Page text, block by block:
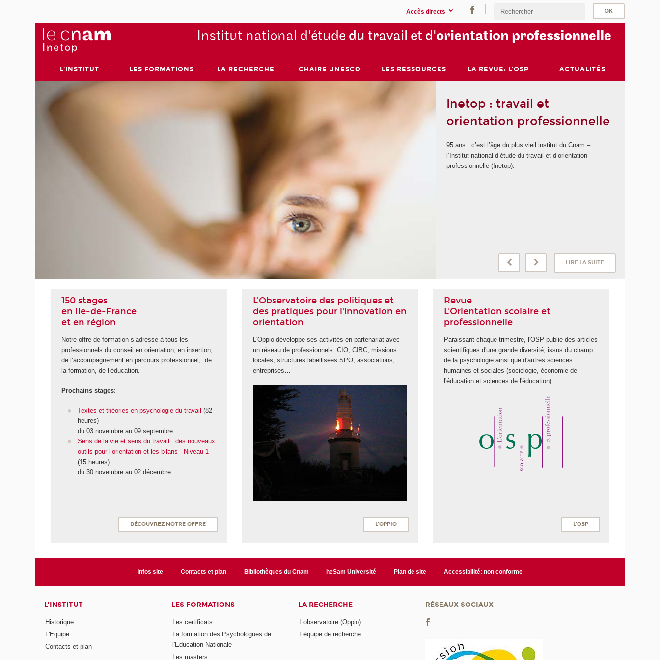
Accès directs
Institut national d'étude du travail et d'orientation professionnelle
L'INSTITUT LES FORMATIONS LA RECHERCHE CHAIRE UNESCO LES RESSOURCES LA REVUE: L'OSP ACTUALITÉS
Inetop : travail et
orientation professionnelle
95 ans : c’est l’âge du plus vieil institut du Cnam –
l’Institut national d’étude du travail et d’orientation
professionnelle (Inetop).
LIRE LA SUITE
150 stages
en Ile-de-France
et en région
Notre offre de formation s’adresse à tous les
professionnels du conseil en orientation, en insertion;
de l’accompagnement en parcours professionnel; de
la formation, de l’éducation.
Prochains stages:
Textes et théories en psychologie du travail (82
heures)
du 03 novembre au 09 septembre
Sens de la vie et sens du travail : des nouveaux
outils pour l’orientation et les bilans - Niveau 1
(15 heures)
du 30 novembre au 02 décembre
DÉCOUVREZ NOTRE OFFRE
L’Observatoire des politiques et
des pratiques pour l'innovation en
orientation
L'Oppio développe ses activités en partenariat avec
un réseau de professionnels: CIO, CIBC, missions
locales, structures labellisées SPO, associations,
entreprises…
L'OPPIO
Revue
L'Orientation scolaire et
professionnelle
Paraissant chaque trimestre, l'OSP publie des articles
scientifiques d'une grande diversité, issus du champ
de la psychologie ainsi que d'autres sciences
humaines et sociales (sociologie, économie de
l'éducation et sciences de l'éducation).
L'OSP
Infos site Contacts et plan Bibliothèques du Cnam heSam Université Plan de site Accessibilité: non conforme
L'INSTITUT
Historique
L'Equipe
Contacts et plan
LES FORMATIONS
Les certificats
La formation des Psychologues de
l'Education Nationale
Les masters
LA RECHERCHE
L'observatoire (Oppio)
L'équipe de recherche
RÉSEAUX SOCIAUX